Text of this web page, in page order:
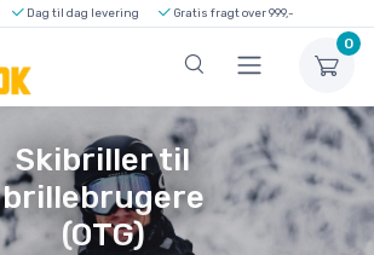
Dag til dag levering Gratis fragt over 999,-
0
Skibriller til
brillebrugere
(OTG)